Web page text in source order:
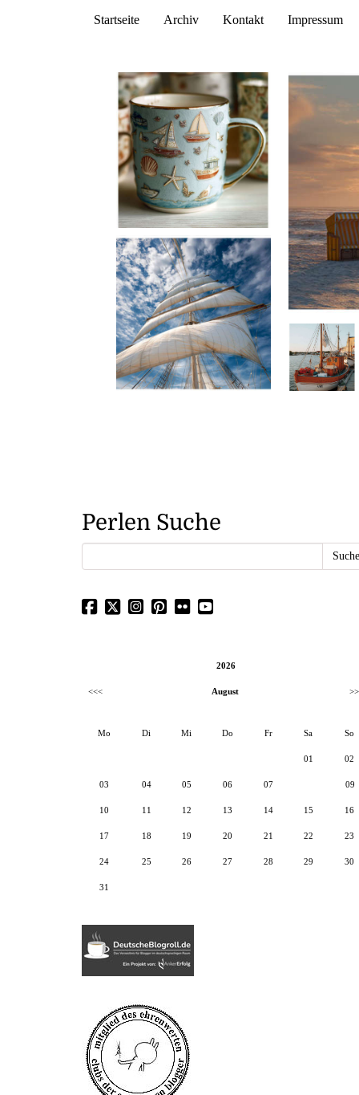
Startseite Archiv Kontakt Impressum
Perlen Suche
2026
<<< August
Mo Di Mi Do Fr Sa So
01 02
03 04 05 06 07 09
10 11 12 13 14 15 16
17 18 19 20 21 22 23
24 25 26 27 28 29 30
31